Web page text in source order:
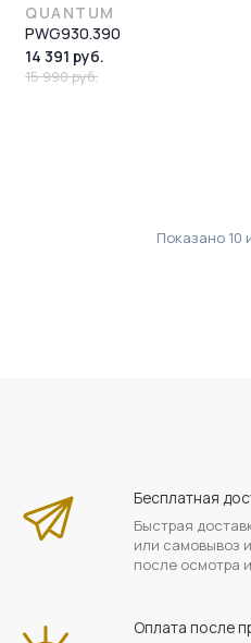
QUANTUM
PWG930.390
14 391 руб.
15 990 руб.
Показано 10
Бесплатная
Быстрая
или самовывоз
после осмотра
Оплата после